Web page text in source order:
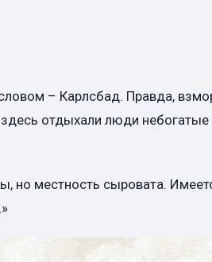
– Карлсбад. Правда,
отдыхали люди небогатые
но местность сыровата.